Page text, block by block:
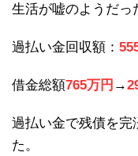
生活が嘘のようだっ
過払い金回収額：
借金総額765万円 →
過払い金で残債を完
た。